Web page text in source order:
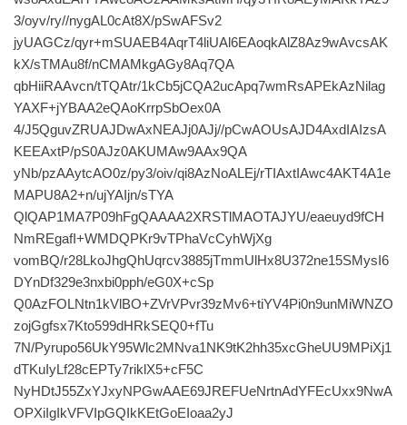
3/oyv/ry//nygAL0cAt8X/pSwAFSv2
jyUAGCz/qyr+mSUAEB4AqrT4liUAl6EAoqkAlZ8Az9wAvcsAK
kX/sTMAu8f/nCMAMkgAGy8Aq7QA
qbHiiRAAvcn/tTQAtr/1kCb5jCQA2ucApq7wmRsAPEkAzNilag
YAXF+jYBAA2eQAoKrrpSbOex0A
4/J5QguvZRUAJDwAxNEAJj0AJj//pCwAOUsAJD4AxdIAIzsA
KEEAxtP/pS0AJz0AKUMAw9AAx9QA
yNb/pzAAytcAO0z/py3/oiv/qi8AzNoALEj/rTIAxtIAwc4AKT4A1e
MAPU8A2+n/ujYAIjn/sTYA
QlQAP1MA7P09hFgQAAAA2XRSTlMAOTAJYU/eaeuyd9fCH
NmREgafI+WMDQPKr9vTPhaVcCyhWjXg
vomBQ/r28LkoJhgQhUqrcv3885jTmmUlHx8U372ne15SMysI6
DYnDf329e3nxbi0pph/eG0X+cSp
Q0AzFOLNtn1kVlBO+ZVrVPvr39zMv6+tiYV4Pi0n9unMiWNZO
zojGgfsx7Kto599dHRkSEQ0+fTu
7N/Pyrupo56UkY95Wlc2MNva1NK9tK2hh35xcGheUU9MPiXj1
dTKuIyLf28cEPTy7riklX5+cF5C
NyHDtJ55ZxYJxyNPGwAAE69JREFUeNrtnAdYFEcUxx9NwA
OPXiIgIkVFVIpGQIkKEtGoEIoaa2yJ